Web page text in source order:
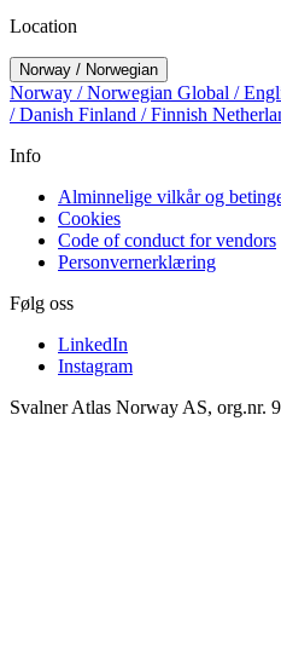
Location
Norway / Norwegian
Norway / Norwegian Global /
/ Danish Finland / Finnish
Info
Alminnelige vilkår og
Cookies
Code of conduct for vendors
Personvernerklæring
Følg oss
LinkedIn
Instagram
Svalner Atlas Norway AS, org.nr.